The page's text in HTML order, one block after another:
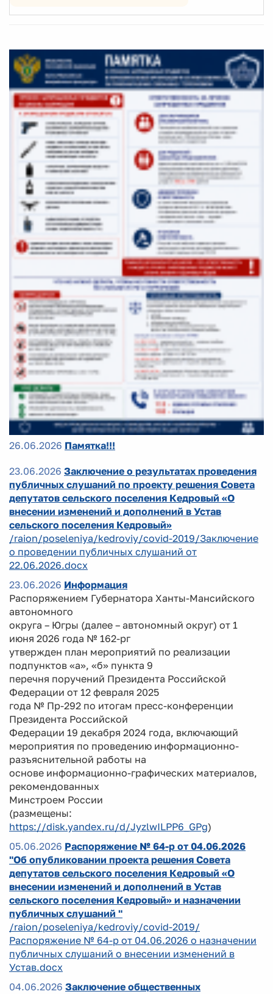
26.06.2026 Памятка!!!
23.06.2026 Заключение о результатах проведения
публичных слушаний по проекту решения Совета
депутатов сельского поселения Кедровый «О
внесении изменений и дополнений в Устав
сельского поселения Кедровый»
/raion/poseleniya/kedroviy/covid-2019/Заключение
о проведении публичных слушаний от
22.06.2026.docx
23.06.2026 Информация
Распоряжением Губернатора Ханты-Мансийского
автономного
округа – Югры (далее – автономный округ) от 1
июня 2026 года № 162-рг
утвержден план мероприятий по реализации
подпунктов «а», «б» пункта 9
перечня поручений Президента Российской
Федерации от 12 февраля 2025
года № Пр-292 по итогам пресс-конференции
Президента Российской
Федерации 19 декабря 2024 года, включающий
мероприятия по проведению информационно-
разъяснительной работы на
основе информационно-графических материалов,
рекомендованных
Минстроем России
(размещены:
https://disk.yandex.ru/d/JyzlwILPP6_GPg)
05.06.2026 Распоряжение № 64-р от 04.06.2026
"Об опубликовании проекта решения Совета
депутатов сельского поселения Кедровый «О
внесении изменений и дополнений в Устав
сельского поселения Кедровый» и назначении
публичных слушаний "
/raion/poseleniya/kedroviy/covid-2019/
Распоряжение № 64-р от 04.06.2026 о назначении
публичных слушаний о внесении изменений в
Устав.docx
04.06.2026 Заключение общественных